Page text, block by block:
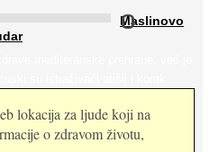
Maslinovo
mediteranske prehrane, već je
O
lokacija za ljude koji na
o zdravom životu,